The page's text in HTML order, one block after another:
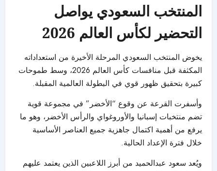
المنتخب السعودي يواصل
التحضير لكأس العالم 2026
يخوض المنتخب السعودي المرحلة الأخيرة من استعداداته
المكثفة قبل منافسات كأس العالم 2026، وسط طموحات
كبيرة بتحقيق ظهور قوي في البطولة العالمية المقبلة.
وأسفرت القرعة عن وقوع “الأخضر” في مجموعة قوية
تضم منتخبات إسبانيا والأوروغواي والرأس الأخضر، وهو ما
يرفع من أهمية اكتمال جاهزية جميع العناصر الأساسية
خلال فترة الإعداد الحالية.
ويُعد سعود عبدالحميد من أبرز اللاعبين الذين يعتمد عليهم